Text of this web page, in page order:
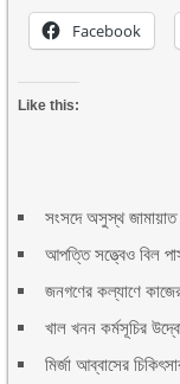
Facebook
Like this:
সংসদে অসুস্থ জামায়াত
আপত্তি সত্ত্বেও বিল
জনগণের কল্যাণে
খাল খনন কর্মসূচির
মির্জা আব্বাসের